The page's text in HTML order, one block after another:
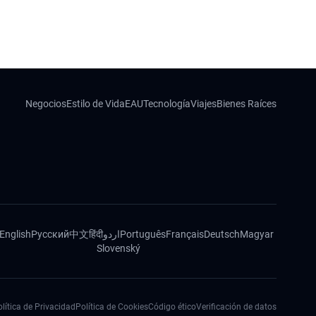
NegociosEstilo de VidaEAUTecnologíaViajesBienes Raíces
Русский中文हिंदीاردوPortuguêsFrançaisDeutschMagyar
Slovenský
de Privacidad Política de CookiesCódigo éticoVerificación de datos